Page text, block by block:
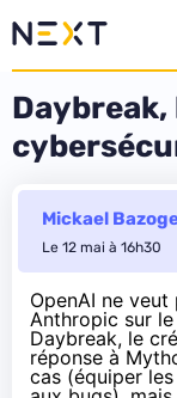
Mickael
Le 12 mai à 16h30
OpenAI ne
Anthropic sur
Daybreak, le
réponse à
cas (équiper